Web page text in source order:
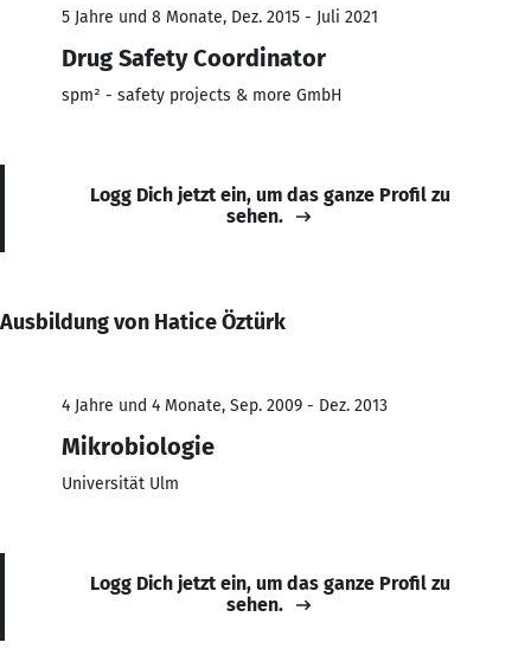
5 Jahre und 8 Monate, Dez. 2015 - Juli 2021
Drug Safety Coordinator
spm² - safety projects & more GmbH
Logg Dich jetzt ein, um das ganze Profil zu
sehen.
Ausbildung von Hatice Öztürk
4 Jahre und 4 Monate, Sep. 2009 - Dez. 2013
Mikrobiologie
Universität Ulm
Logg Dich jetzt ein, um das ganze Profil zu
sehen.